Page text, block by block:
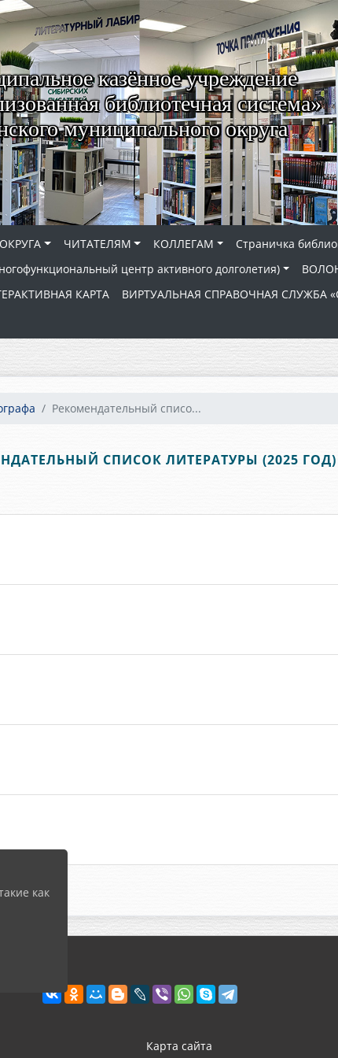
казённое учреждение
библиотечная система»
муниципального округа
ЧИТАТЕЛЯМ КОЛЛЕГАМ Страничка
центр активного долголетия)
КАРТА ВИРТУАЛЬНАЯ СПРАВОЧНАЯ СЛУЖБА
Рекомендательный списо...
СПИСОК ЛИТЕРАТУРЫ (2025 ГОД)
Карта сайта
как